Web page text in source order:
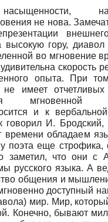
не нова.
высокую гору,
во мгновение
скорость
опыта. При
имеет отчетливых
мгновенной
и к
говорил И.
времени обладаем
поэта еще строфика,
заметил, что они с
русского языка. А
общения и
доступный
мир. Мир,
Конечно, бывают